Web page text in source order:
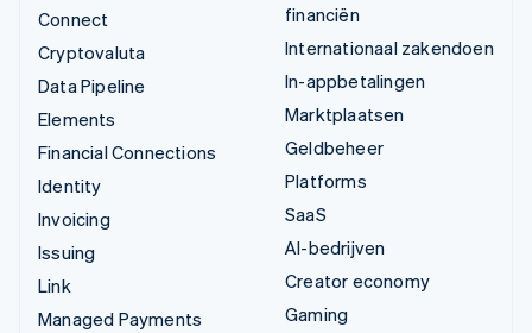
Connect
Cryptovaluta
Data Pipeline
Elements
Financial Connections
Identity
Invoicing
Issuing
Link
Managed Payments
financiën
Internationaal zakendoen
In-appbetalingen
Marktplaatsen
Geldbeheer
Platforms
SaaS
AI-bedrijven
Creator economy
Gaming